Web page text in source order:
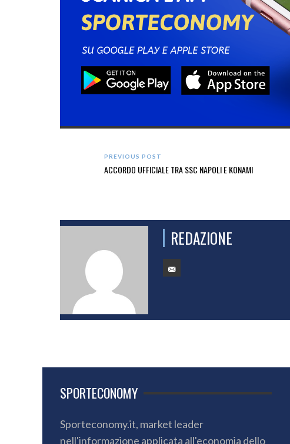
PREVIOUS POST
ACCORDO UFFICIALE TRA SSC NAPOLI E KONAMI
REDAZIONE
SPORTECONOMY
Sporteconomy.it, market leader
nell'informazione applicata all'economia dello